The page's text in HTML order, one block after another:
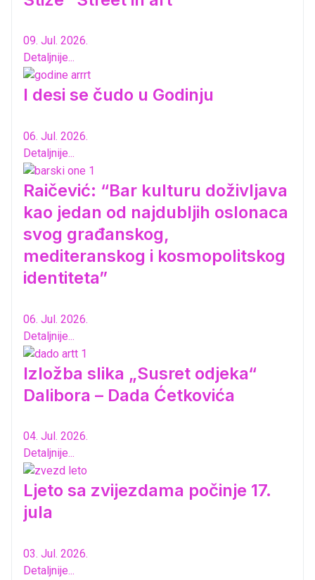
09. Jul. 2026.
Detaljnije...
I desi se čudo u Godinju
06. Jul. 2026.
Detaljnije...
Raičević: “Bar kulturu doživljava
kao jedan od najdubljih oslonaca
svog građanskog,
mediteranskog i kosmopolitskog
identiteta”
06. Jul. 2026.
Detaljnije...
Izložba slika „Susret odjeka“
Dalibora – Dada Ćetkovića
04. Jul. 2026.
Detaljnije...
Ljeto sa zvijezdama počinje 17.
jula
03. Jul. 2026.
Detaljnije...